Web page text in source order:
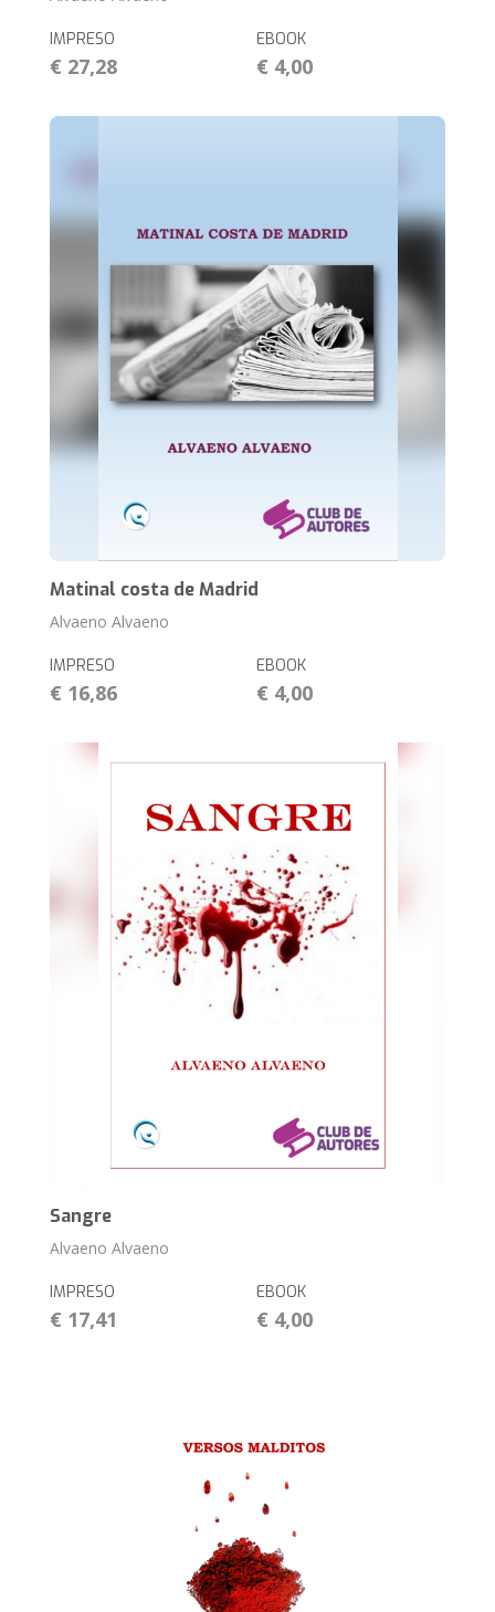
IMPRESO
€ 27,28
EBOOK
€ 4,00
Matinal costa de Madrid
Alvaeno Alvaeno
IMPRESO
€ 16,86
EBOOK
€ 4,00
Sangre
Alvaeno Alvaeno
IMPRESO
€ 17,41
EBOOK
€ 4,00